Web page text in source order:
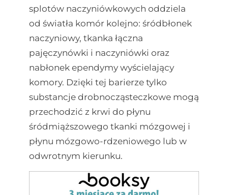
splotów naczyniówkowych oddziela
od światła komór kolejno: śródbłonek
naczyniowy, tkanka łączna
pajęczynówki i naczyniówki oraz
nabłonek ependymy wyścielający
komory. Dzięki tej barierze tylko
substancje drobnocząsteczkowe mogą
przechodzić z krwi do płynu
śródmiąższowego tkanki mózgowej i
płynu mózgowo-rdzeniowego lub w
odwrotnym kierunku.